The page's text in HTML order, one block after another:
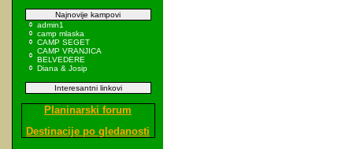
Najnovije kampovi
admin1
camp mlaska
CAMP SEGET
CAMP VRANJICA
BELVEDERE
Diana & Josip
Interesantni linkovi
Planinarski forum
Destinacije po gledanosti